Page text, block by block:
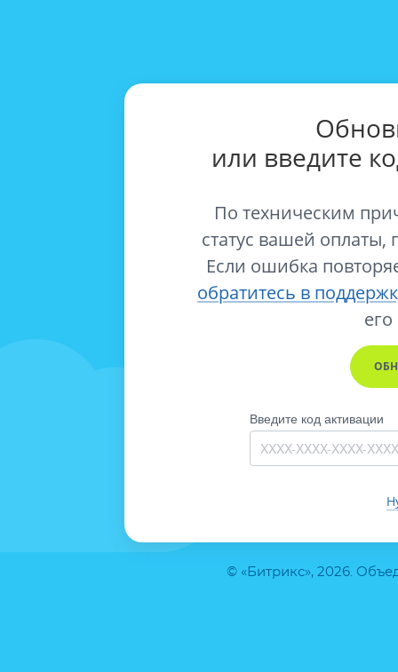
© «Битрикс», 2026.
или введите
По техническим
статус вашей оплаты,
Если ошибка
обратитесь в
его
Введите код активации